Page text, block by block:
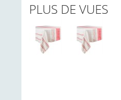
PLUS DE VUES